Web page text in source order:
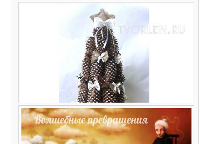
Снегурочка топиарий к Новому году от Ирины
(Конкурсная работа)